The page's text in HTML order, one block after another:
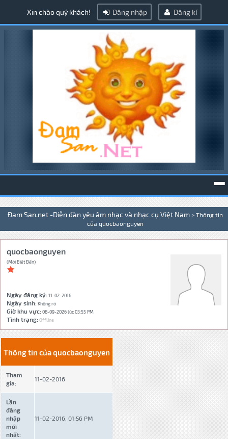
Xin chào quý khách! Đăng nhập Đăng kí
Đam San.net -Diễn đàn yêu âm nhạc và nhạc cụ Việt Nam > Thông tin
của quocbaonguyen
quocbaonguyen
(Mới Biết Đến)
Ngày đăng ký:11-02-2016
Ngày sinh: Không rõ
Giờ khu vực:08-09-2026 lúc 03:55 PM
Tình trạng:Offline
Thông tin của quocbaonguyen
Tham
gia:
11-02-2016
Lần
đăng
nhập
mới
nhất:
11-02-2016, 01:56 PM